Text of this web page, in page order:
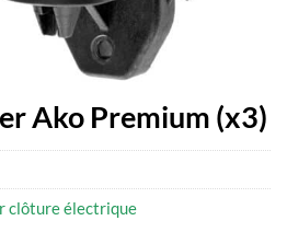
Ako Premium (x3)
clôture électrique